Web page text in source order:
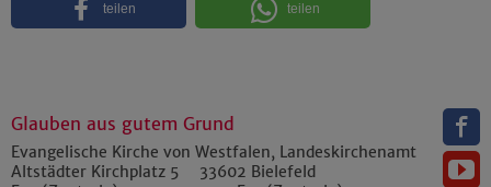
teilen teilen
Glauben aus gutem Grund
Evangelische Kirche von Westfalen, Landeskirchenamt
Altstädter Kirchplatz 5
33602 Bielefeld